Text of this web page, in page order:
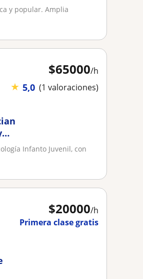
y popular. Amplia
$65000/h
★ 5,0 (1 valoraciones)
Infanto Juvenil, con
$20000/h
Primera clase gratis